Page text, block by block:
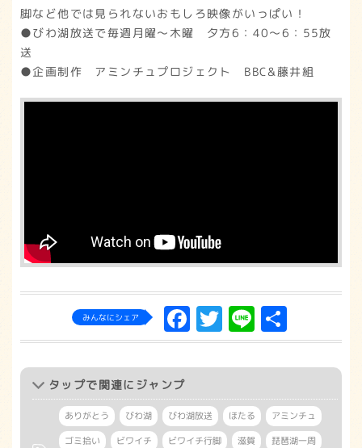
脚など他では見られないおもしろ映像がいっぱい！
●びわ湖放送で毎週月曜～木曜 夕方6：40～6：55放
送
●企画制作 アミンチュプロジェクト BBC&藤井組
みんなにシェア Facebook
Twitter
Line
有
タップで関連にジャンプ
ありがとう びわ湖 びわ湖放送 ほたる
アミンチュ
ゴミ拾い
ビワイチ ビワイチ行脚 滋賀
琵琶湖一周